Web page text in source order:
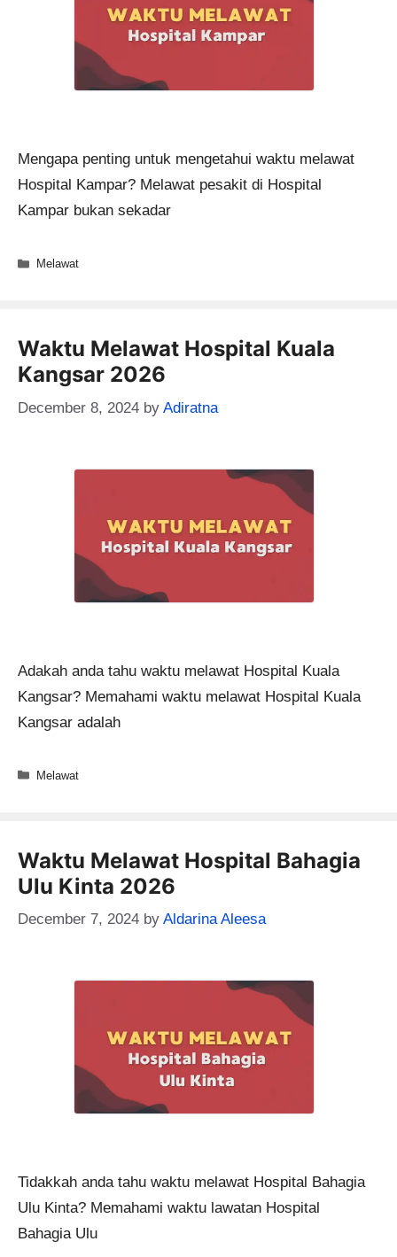
Mengapa penting untuk mengetahui waktu melawat
Hospital Kampar? Melawat pesakit di Hospital
Kampar bukan sekadar
Categories
Melawat
Waktu Melawat Hospital Kuala
Kangsar 2026
December 8, 2024 by Adiratna
Adakah anda tahu waktu melawat Hospital Kuala
Kangsar? Memahami waktu melawat Hospital Kuala
Kangsar adalah
Categories
Melawat
Waktu Melawat Hospital Bahagia
Ulu Kinta 2026
December 7, 2024 by Aldarina Aleesa
Tidakkah anda tahu waktu melawat Hospital Bahagia
Ulu Kinta? Memahami waktu lawatan Hospital
Bahagia Ulu